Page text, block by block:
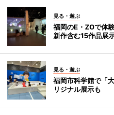
見る・遊ぶ
福岡のE・ZOで体
新作含む15作品展
見る・遊ぶ
福岡市科学館で「
リジナル展示も